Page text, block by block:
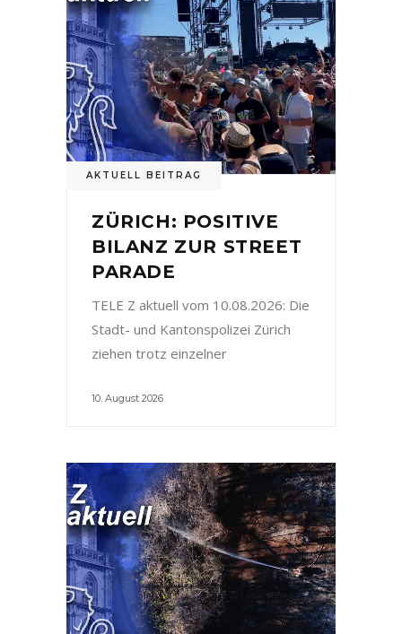
AKTUELL BEITRAG
ZÜRICH: POSITIVE
BILANZ ZUR STREET
PARADE
TELE Z aktuell vom 10.08.2026: Die
Stadt- und Kantonspolizei Zürich
ziehen trotz einzelner
10. August 2026